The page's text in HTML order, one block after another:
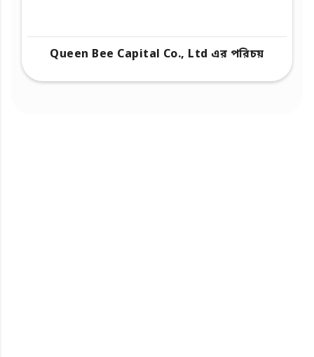
Queen Bee Capital Co., Ltd এর পরিচয়